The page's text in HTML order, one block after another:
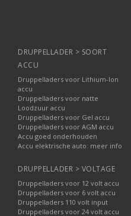
DRUPPELLADER > SOORT
ACCU
Druppelladers voor Lithium-Ion
accu
Druppelladers voor natte
Loodzuur accu
Druppelladers voor Gel accu
Druppelladers voor AGM accu
Accu goed onderhouden
Accu elektrische auto: meer info
DRUPPELLADER > VOLTAGE
Druppelladers voor 12 volt accu
Druppelladers voor 6 volt accu
Druppelladers 110 volt input
Druppelladers voor 24 volt accu